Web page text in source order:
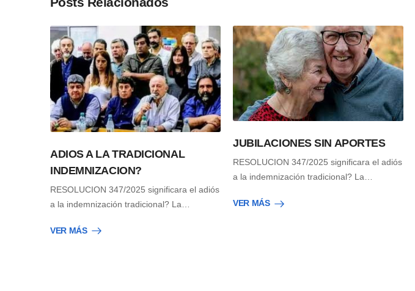
ADIOS A LA TRADICIONAL
INDEMNIZACION?
RESOLUCION 347/2025 significara el adiós
a la indemnización tradicional? La…
VER MÁS
JUBILACIONES SIN APORTES
RESOLUCION 347/2025 significara el adiós
a la indemnización tradicional? La…
VER MÁS